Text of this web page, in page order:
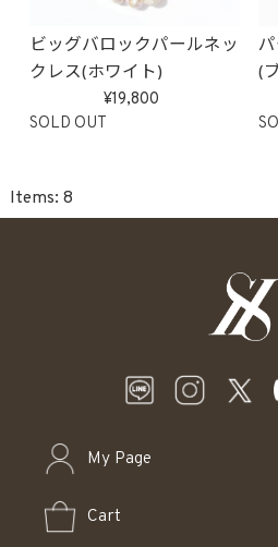
ビッグバロックパールネッ
クレス(ホワイト)
19,800
SOLD OUT
(
8
My Page
Cart